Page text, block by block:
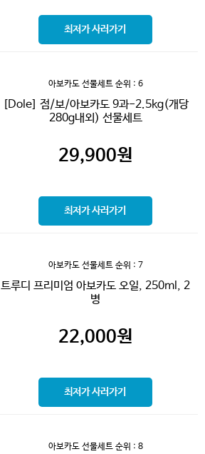
최저가 사러가기
아보카도 선물세트순위 : 6
[Dole] 점/보/아보카도 9과-2.5kg(개당
280g내외) 선물세트
29,900원
최저가 사러가기
아보카도 선물세트순위 : 7
트루디 프리미엄 아보카도 오일, 250ml, 2
병
22,000원
최저가 사러가기
아보카도 선물세트순위 : 8